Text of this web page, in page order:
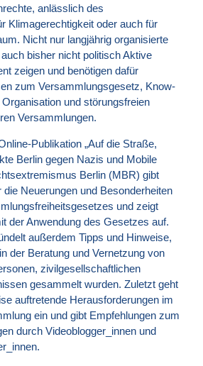
anlässlich des
Klimagerechtigkeit oder auch für
Nicht nur langjährig organisierte
bisher nicht politisch Aktive
zeigen und benötigen dafür
zum Versammlungsgesetz, Know-
und störungsfreien
Versammlungen.
Publikation „Auf die Straße,
Berlin gegen Nazis und Mobile
Berlin (MBR) gibt
Neuerungen und Besonderheiten
und zeigt
der Anwendung des Gesetzes auf.
außerdem Tipps und Hinweise,
der Beratung und Vernetzung von
zivilgesellschaftlichen
gesammelt wurden. Zuletzt geht
auftretende Herausforderungen im
ein und gibt Empfehlungen zum
durch Videoblogger_innen und